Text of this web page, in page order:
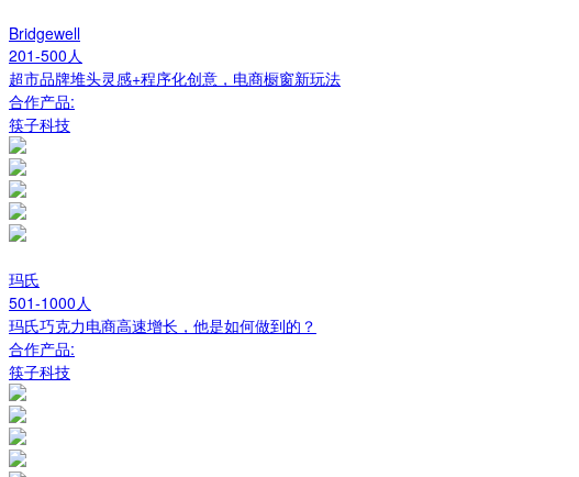
Bridgewell
201-500人
超市品牌堆头灵感+程序化创意，电商橱窗新玩法
合作产品:
筷子科技
玛氏
501-1000人
玛氏巧克力电商高速增长，他是如何做到的？
合作产品:
筷子科技